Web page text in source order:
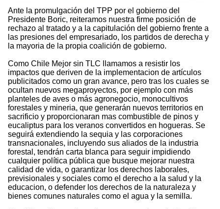
Ante la promulgación del TPP por el gobierno del
Presidente Boric, reiteramos nuestra firme posición de
rechazo al tratado y a la capitulación del gobierno frente a
las presiones del empresariado, los partidos de derecha y
la mayoria de la propia coalición de gobierno.
Como Chile Mejor sin TLC llamamos a resistir los
impactos que deriven de la implementacion de artículos
publicitados como un gran avance, pero tras los cuales se
ocultan nuevos megaproyectos, por ejemplo con más
planteles de aves o más agronegocio, monocultivos
forestales y mineria, que generarán nuevos territorios en
sacrificio y proporcionaran mas combustible de pinos y
eucaliptus para los veranos convertidos en hogueras. Se
seguirá extendiendo la sequia y las corporaciones
transnacionales, incluyendo sus aliados de la industria
forestal, tendrán carta blanca para seguir impidiendo
cualquier política pública que busque mejorar nuestra
calidad de vida, o garantizar los derechos laborales,
previsionales y sociales como el derecho a la salud y la
educacion, o defender los derechos de la naturaleza y
bienes comunes naturales como el agua y la semilla.